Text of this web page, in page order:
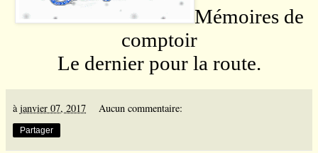
Mémoires de
comptoir
Le dernier pour la route.
àjanvier 07, 2017 Aucun commentaire:
Partager